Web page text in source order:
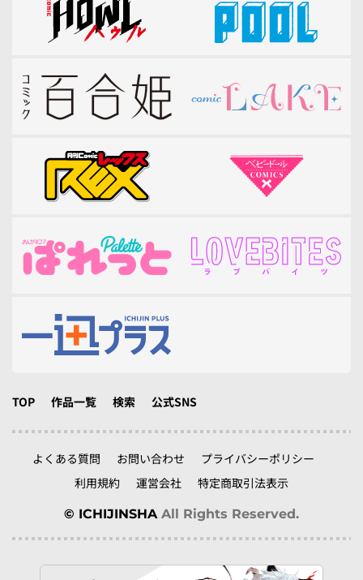
TOP 作品一覧 検索 公式SNS
よくある質問 お問い合わせ
プライバシーポリシー
利用規約
運営会社 特定商取引法表示
© ICHIJINSHA All Rights Reserved.